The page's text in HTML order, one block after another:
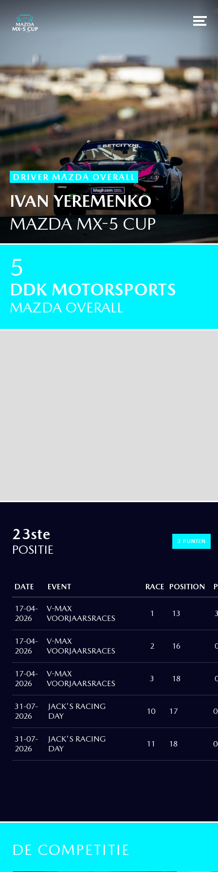
DRIVER MAZDA OVERALL
IVAN YEREMENKO
MAZDA MX-5 CUP
5
DDK MOTORSPORTS
MAZDA OVERALL
23ste
POSITIE
3 PUNTEN
DATE EVENT RACE POSITION
17-04-
2026
V-MAX
VOORJAARSRACES
1 13
17-04-
2026
V-MAX
VOORJAARSRACES
2 16
17-04-
2026
V-MAX
VOORJAARSRACES
3 18
31-07-
2026
JACK'S RACING
DAY
10 17 0
31-07-
2026
JACK'S RACING
DAY
11 18 0
DE COMPETITIE